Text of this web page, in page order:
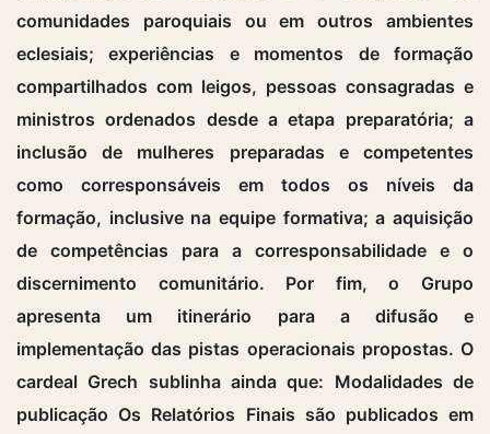
comunidades paroquiais ou em outros ambientes
eclesiais; experiências e momentos de formação
compartilhados com leigos, pessoas consagradas e
ministros ordenados desde a etapa preparatória; a
inclusão de mulheres preparadas e competentes
como corresponsáveis em todos os níveis da
formação, inclusive na equipe formativa; a aquisição
de competências para a corresponsabilidade e o
discernimento comunitário. Por fim, o Grupo
apresenta um itinerário para a difusão e
implementação das pistas operacionais propostas. O
cardeal Grech sublinha ainda que: Modalidades de
publicação Os Relatórios Finais são publicados em